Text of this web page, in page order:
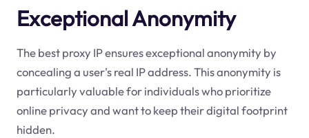
Exceptional Anonymity
The best proxy IP ensures exceptional anonymity by
concealing a user's real IP address. This anonymity is
particularly valuable for individuals who prioritize
online privacy and want to keep their digital footprint
hidden.